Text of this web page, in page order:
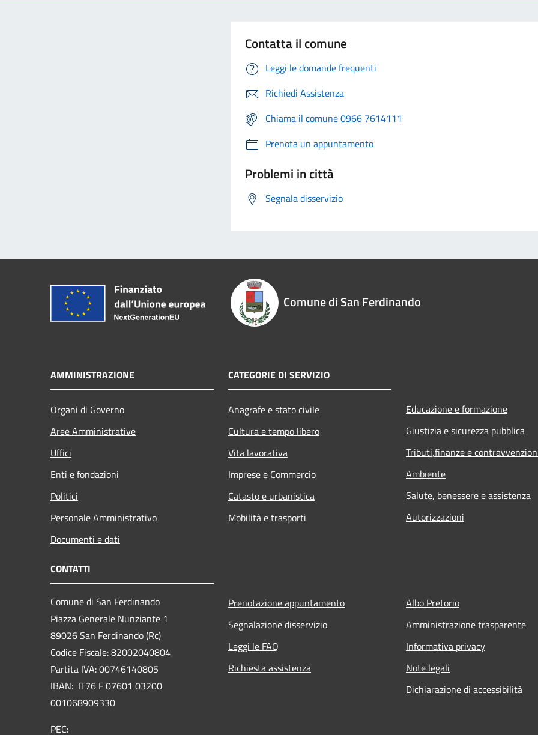
Contatta il comune
Leggi le domande frequenti
Richiedi Assistenza
Chiama il comune 0966 7614111
Prenota un appuntamento
Problemi in città
Segnala disservizio
Comune di San Ferdinando
AMMINISTRAZIONE
Organi di Governo
Aree Amministrative
Uffici
Enti e fondazioni
Politici
Personale Amministrativo
Documenti e dati
CATEGORIE DI SERVIZIO
Anagrafe e stato civile
Cultura e tempo libero
Vita lavorativa
Imprese e Commercio
Catasto e urbanistica
Mobilità e trasporti
Educazione e formazione
Giustizia e sicurezza pubblica
Tributi,finanze e
Ambiente
Salute, benessere e assistenza
Autorizzazioni
CONTATTI
Comune di San Ferdinando
Piazza Generale Nunziante 1
89026 San Ferdinando (Rc)
Codice Fiscale: 82002040804
Partita IVA: 00746140805
IBAN: IT76 F 07601 03200
001068909330
PEC:
Prenotazione appuntamento
Segnalazione disservizio
Leggi le FAQ
Richiesta assistenza
Albo Pretorio
Amministrazione trasparente
Informativa privacy
Note legali
Dichiarazione di accessibilità